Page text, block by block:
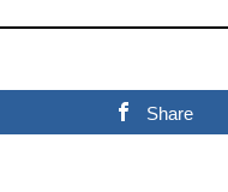
Share